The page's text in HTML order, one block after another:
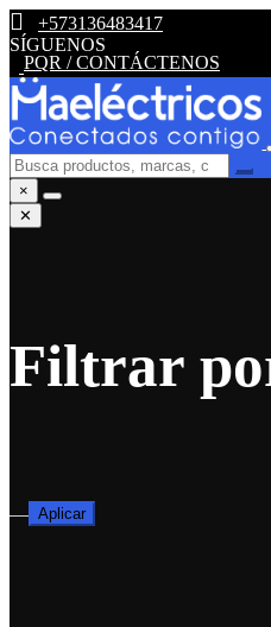
+573136483417
SÍGUENOS
PQR / CONTÁCTENOS
×
✕
Filtrar
— Aplicar